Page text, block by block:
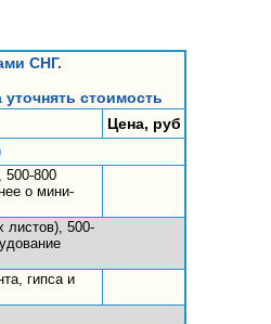
СНГ.
стоимость
Цена, руб
, 500-800
о мини-
листов), 500-
гипса и